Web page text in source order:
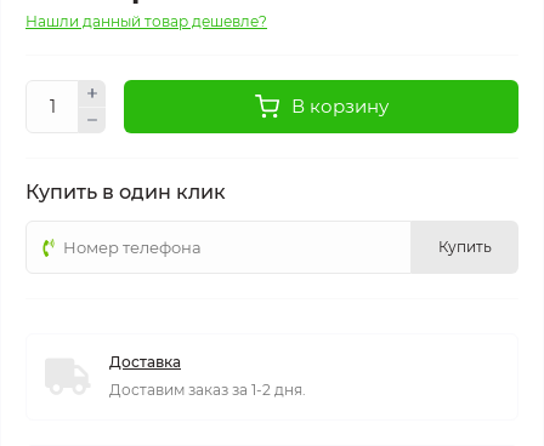
Нашли данный товар дешевле?
В корзину
Купить в один клик
Купить
Доставка
Доставим заказ за 1-2 дня.